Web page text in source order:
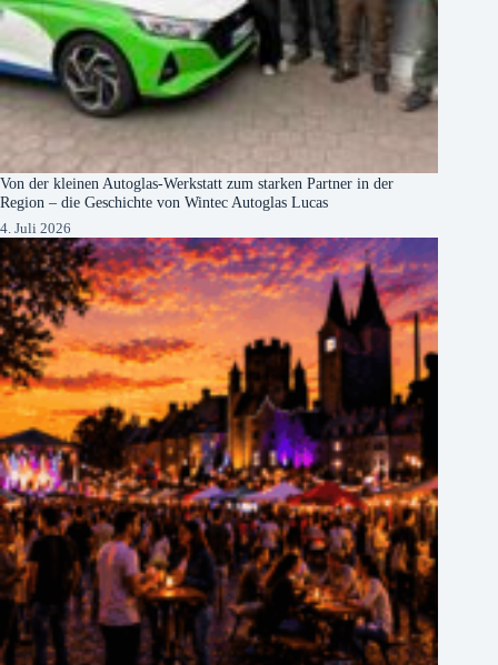
Von der kleinen Autoglas-Werkstatt zum starken Partner in der
Region – die Geschichte von Wintec Autoglas Lucas
4. Juli 2026